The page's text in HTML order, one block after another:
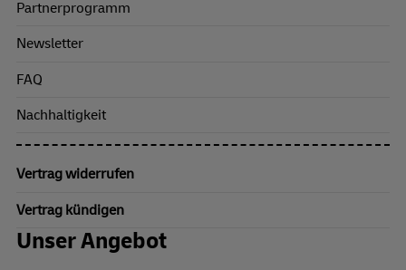
Partnerprogramm
Newsletter
FAQ
Nachhaltigkeit
Vertrag widerrufen
Vertrag kündigen
Unser Angebot